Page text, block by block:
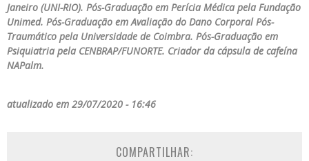
Janeiro (UNI-RIO). Pós-Graduação em Perícia Médica pela Fundação
Unimed. Pós-Graduação em Avaliação do Dano Corporal Pós-
Traumático pela Universidade de Coimbra. Pós-Graduação em
Psiquiatria pela CENBRAP/FUNORTE. Criador da cápsula de cafeína
NAPalm.
atualizado em 29/07/2020 - 16:46
COMPARTILHAR: